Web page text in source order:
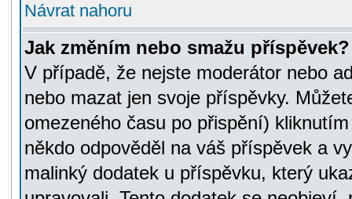
Návrat nahoru
Jak změním nebo smažu příspěvek?
V případě, že nejste moderátor nebo
nebo mazat jen svoje příspěvky.
omezeného času po přispění)
někdo odpověděl na váš příspěvek a
malinký dodatek u příspěvku, který